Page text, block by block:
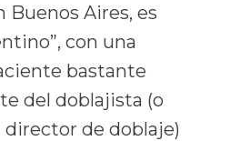
Buenos Aires, es
con una
bastante
del doblajista (o
de doblaje)